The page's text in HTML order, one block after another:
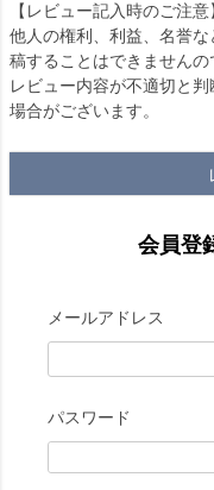
【レビュー記入時のご注意
他人の権利、利益、名誉
稿することはできませんの
レビュー内容が不適切と
場合がございます。
会員登
メールアドレス
パスワード